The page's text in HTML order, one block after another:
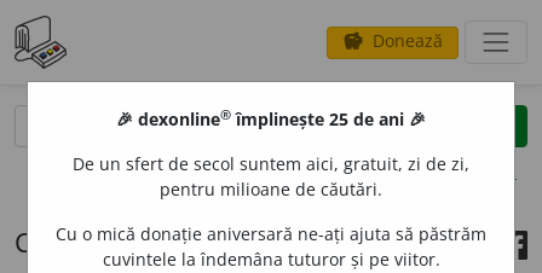
savings Donează
opțiuni
Cuvântul zilei, 20 martie 2026
🎉 dexonline® împlinește 25 de ani 🎉
De un sfert de secol suntem aici, gratuit, zi de zi,
pentru milioane de căutări.
Cu o mică donație aniversară ne-ați ajuta să păstrăm
cuvintele la îndemâna tuturor și pe viitor.